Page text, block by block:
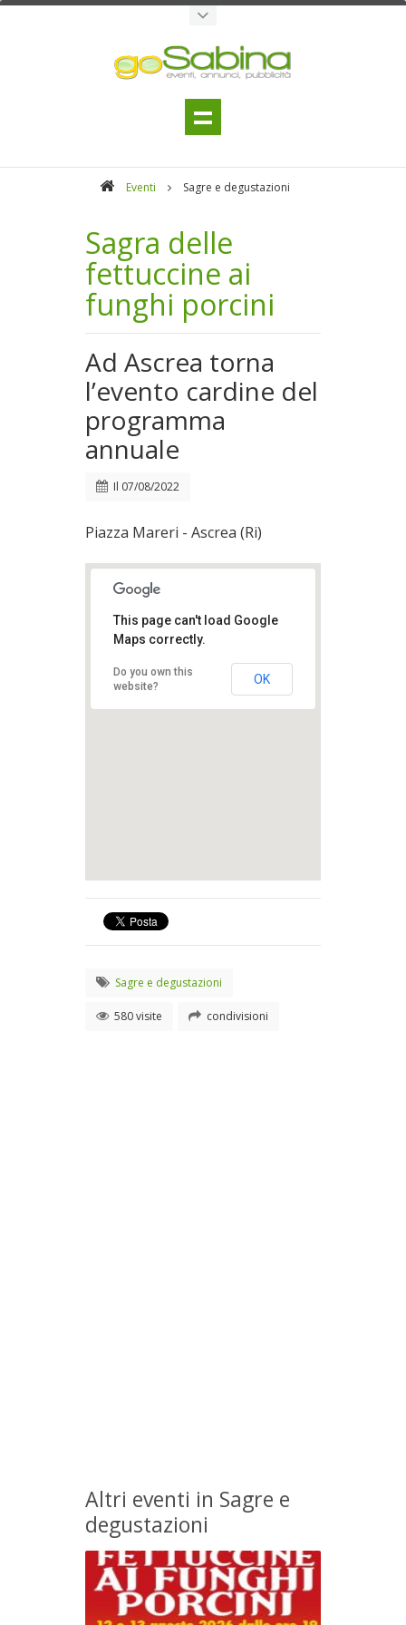
Eventi Sagre e degustazioni
Sagra delle
fettuccine ai
funghi porcini
Ad Ascrea torna
l’evento cardine del
programma
annuale
Il 07/08/2022
Piazza Mareri - Ascrea (Ri)
This page can't load Google
Maps correctly.
Do you own this
website?
OK
Sagre e degustazioni
580 visite condivisioni
Altri eventi in Sagre e
degustazioni